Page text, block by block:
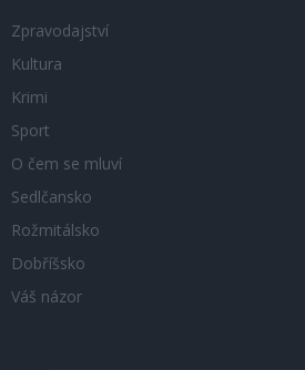
Zpravodajství
Kultura
Krimi
Sport
O čem se mluví
Sedlčansko
Rožmitálsko
Dobříšsko
Váš názor